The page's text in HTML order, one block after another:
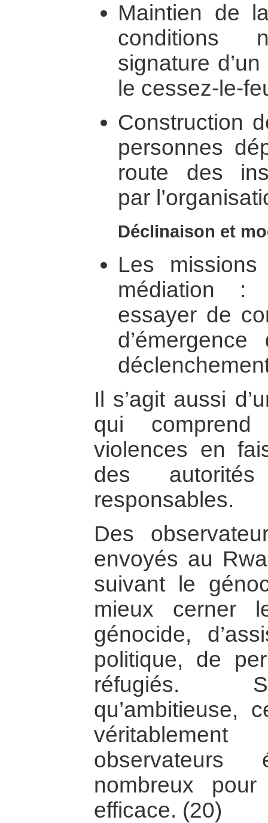
Maintien de
conditions
signature
le cessez-le-
Construction
personnes
route des
par
Déclinaison et
Les
médiation :
essayer de
Il s’agit aussi
qui
violences en
des
responsables.
Des
envoyés au
suivant le
mieux cerner
génocide,
politique, de
réfugiés.
qu’ambitieuse,
nombreux
efficace. (20)